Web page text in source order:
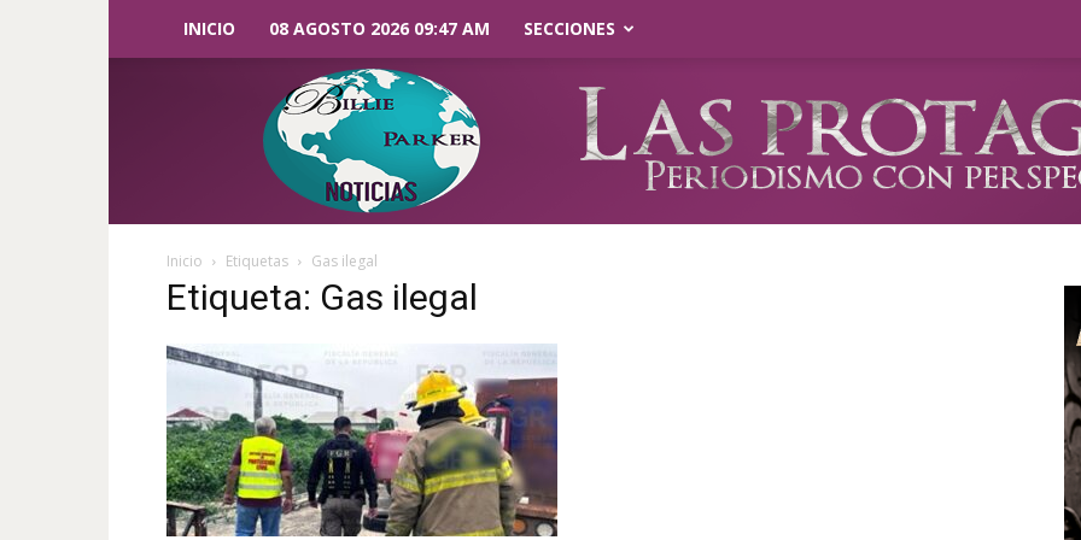
INICIO 08 AGOSTO 2026 09:47 AM SECCIONES
Parker
Noticias
Inicio Etiquetas Gas ilegal
Etiqueta: Gas ilegal